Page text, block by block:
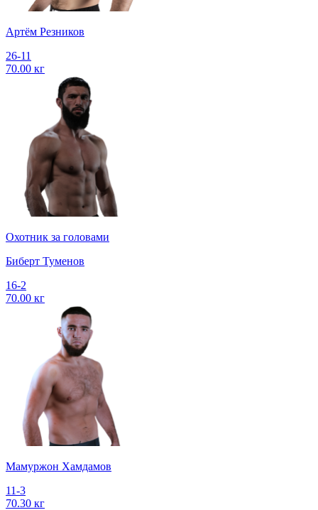
Артём Резников
26-11
70.00 кг
Охотник за головами
Биберт Туменов
16-2
70.00 кг
Мамуржон Хамдамов
11-3
70.30 кг